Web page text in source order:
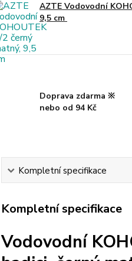
AZTE Vodovodní
9,5 cm
Doprava zdarma ※
nebo od 94 Kč
Kompletní specifikace
Kompletní specifikace
Vodovodní